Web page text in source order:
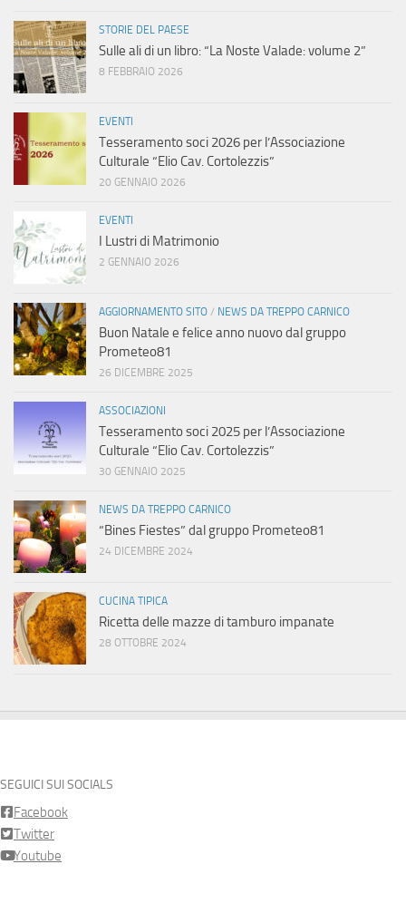
STORIE DEL PAESE
Sulle ali di un libro: “La Noste Valade: volume 2”
8 FEBBRAIO 2026
EVENTI
Tesseramento soci 2026 per l’Associazione
Culturale “Elio Cav. Cortolezzis”
20 GENNAIO 2026
EVENTI
I Lustri di Matrimonio
2 GENNAIO 2026
AGGIORNAMENTO SITO / NEWS DA TREPPO CARNICO
Buon Natale e felice anno nuovo dal gruppo
Prometeo81
26 DICEMBRE 2025
ASSOCIAZIONI
Tesseramento soci 2025 per l’Associazione
Culturale “Elio Cav. Cortolezzis”
30 GENNAIO 2025
NEWS DA TREPPO CARNICO
“Bines Fiestes” dal gruppo Prometeo81
24 DICEMBRE 2024
CUCINA TIPICA
Ricetta delle mazze di tamburo impanate
28 OTTOBRE 2024
SEGUICI SUI SOCIALS
Facebook
Twitter
Youtube